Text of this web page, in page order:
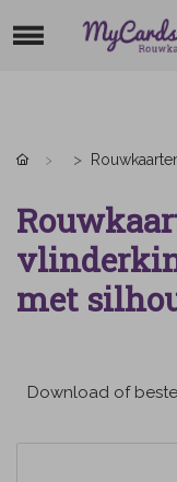
met
Download of